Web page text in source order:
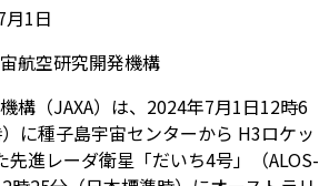
1日
航空研究開発機構
構（JAXA）は、2024年7月1日12時6
に種子島宇宙センターから H3ロケッ
先進レーダ衛星「だいち4号」（ALOS-